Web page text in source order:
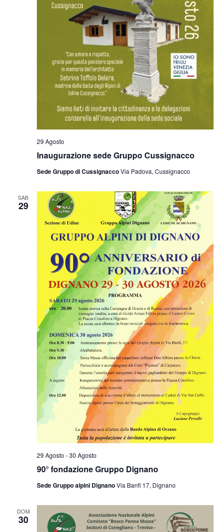
Inaugurazione sede Gruppo Cussignacco
29 Agosto
Sede Gruppo di CussignaccoVia Padova, Cussignacco
SAB
29
90° fondazione Gruppo Dignano
29 Agosto -30 Agosto
Sede Gruppo alpini DignanoVia Banfi 17, Dignano
DOM
30